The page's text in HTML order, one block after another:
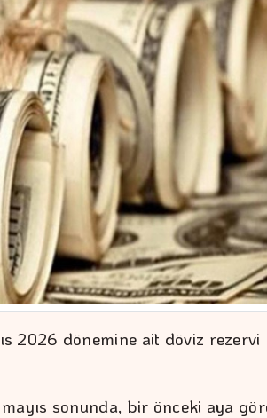
2026 dönemine ait döviz rezervi
sonunda, bir önceki aya